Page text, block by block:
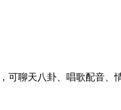
聊天八卦、唱歌配音、